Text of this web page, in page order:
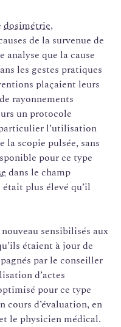
dosimétrie,
de la survenue de
analyse que la cause
les gestes pratiques
plaçaient leurs
rayonnements
un protocole
l’utilisation
la scopie pulsée, sans
pour ce type
dans le champ
plus élevé qu’il
sensibilisés aux
étaient à jour de
par le conseiller
d’actes
pour ce type
cours d’évaluation, en
le physicien médical.